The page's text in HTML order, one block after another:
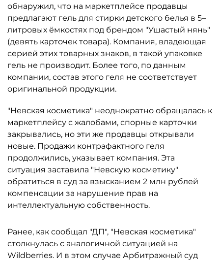
обнаружил, что на маркетплейсе продавцы
предлагают гель для стирки детского белья в 5–
литровых ёмкостях под брендом "Ушастый нянь"
(девять карточек товара). Компания, владеющая
серией этих товарных знаков, в такой упаковке
гель не производит. Более того, по данным
компании, состав этого геля не соответствует
оригинальной продукции.
"Невская косметика" неоднократно обращалась к
маркетплейсу с жалобами, спорные карточки
закрывались, но эти же продавцы открывали
новые. Продажи контрафактного геля
продолжились, указывает компания. Эта
ситуация заставила "Невскую косметику"
обратиться в суд за взысканием 2 млн рублей
компенсации за нарушение прав на
интеллектуальную собственность.
Ранее, как сообщал "ДП", "Невская косметика"
столкнулась с аналогичной ситуацией на
Wildberries. И в этом случае Арбитражный суд